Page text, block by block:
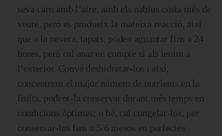
seva carn amb l’aire, amb els nabius costa més de
veure, però es produeix la mateixa reacció, així
que a la nevera, tapats, poden aguantar fins a 24
hores, però cal anar en compte si als tenim a
l’exterior. Convé deshidratar-los i així,
concentrem el major número de nutrients en la
fruita, podent-la conservar durant més temps en
condicions òptimes; o bé, cal congelar-los, per
conservar-los fins a 5/6 mesos en perfectes